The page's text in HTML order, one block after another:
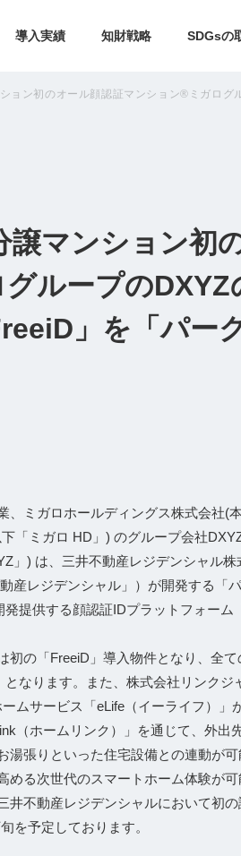
導入実績 知財戦略 SDGsの
ョン初のオール顔認証マンション®ミガロ
譲マンション初
ループのDXYZ
」を「パー
、ミガロホールディングス株式会社(
「ミガロ HD」) のグループ会社
」) は、三井不動産レジデンシャル株
産レジデンシャル」）が開発する「
提供する顔認証IDプラットフォーム
の「FreeiD」導入物件となり、全て
なります。また、株式会社リンクジ
ムサービス「eLife（イーライフ）」
（ホームリンク）」を通じて、外出
張りといった住宅設備との連動が可
る次世代のスマートホーム体験が可
不動産レジデンシャルにおいて初の
を予定しております。